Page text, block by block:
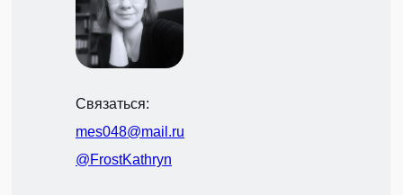
Связаться:
@FrostKathryn
mes048@mail.ru